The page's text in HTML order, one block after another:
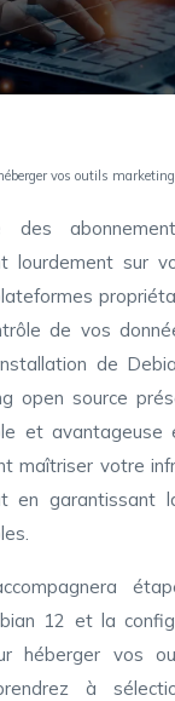
vos outils marketing
des
lourdement sur
de vos
de
open source
et avantageuse
maîtriser votre
en garantissant
12 et la
héberger vos
à